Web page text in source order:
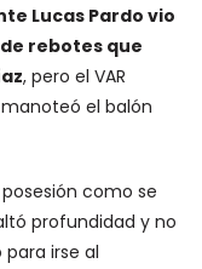
Lucas Pardo vio
rebotes que
, pero el VAR
manoteó el balón
como se
profundidad y no
irse al